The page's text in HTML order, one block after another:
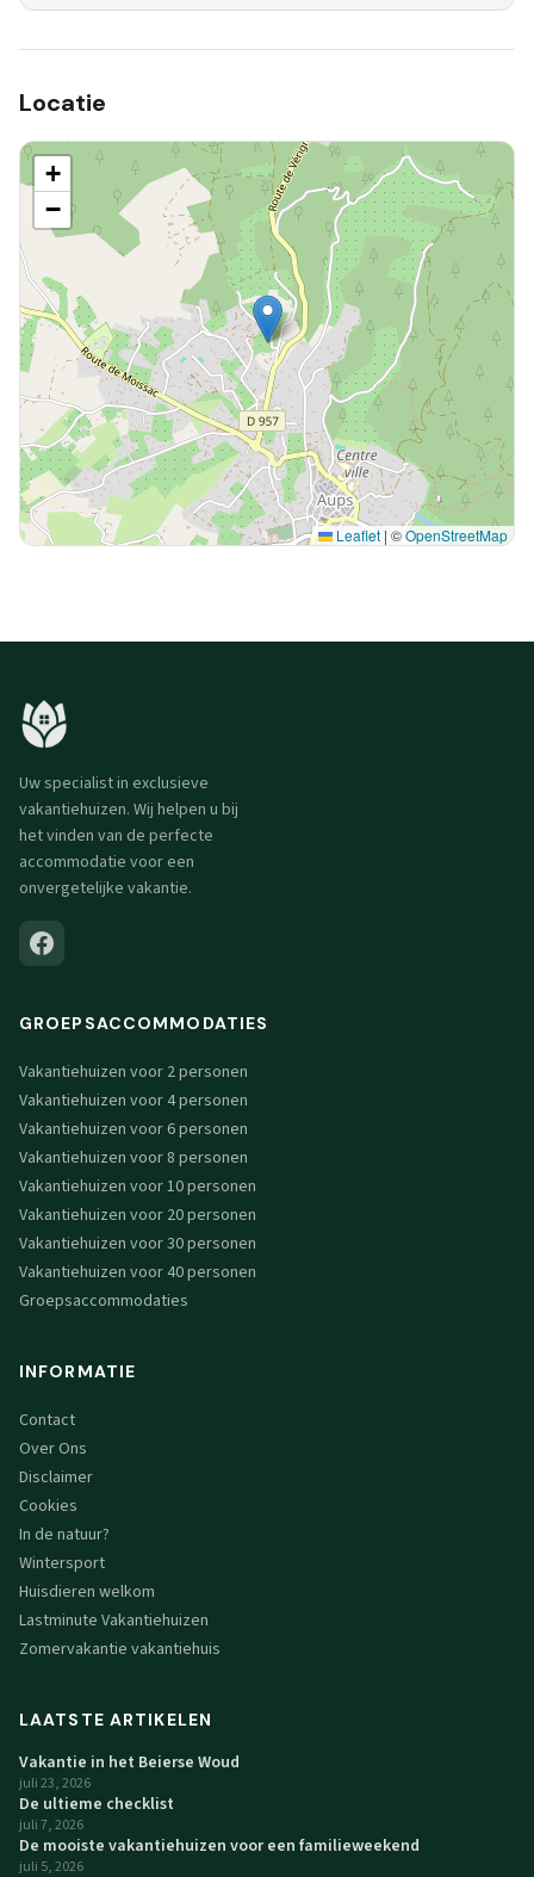
Locatie
+
−
Leaflet | ©OpenStreetMap
Uw specialist in exclusieve
vakantiehuizen. Wij helpen u bij
het vinden van de perfecte
accommodatie voor een
onvergetelijke vakantie.
GROEPSACCOMMODATIES
Vakantiehuizen voor 2 personen
Vakantiehuizen voor 4 personen
Vakantiehuizen voor 6 personen
Vakantiehuizen voor 8 personen
Vakantiehuizen voor 10 personen
Vakantiehuizen voor 20 personen
Vakantiehuizen voor 30 personen
Vakantiehuizen voor 40 personen
Groepsaccommodaties
INFORMATIE
Contact
Over Ons
Disclaimer
Cookies
In de natuur?
Wintersport
Huisdieren welkom
Lastminute Vakantiehuizen
Zomervakantie vakantiehuis
LAATSTE ARTIKELEN
Vakantie in het Beierse Woud
juli 23, 2026
De ultieme checklist
juli 7, 2026
De mooiste vakantiehuizen voor een familieweekend
juli 5, 2026